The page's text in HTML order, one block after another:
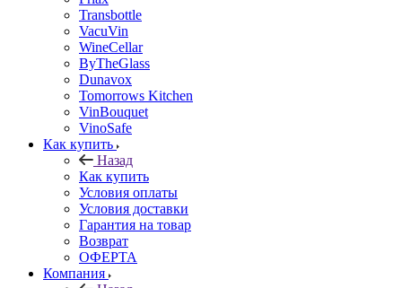
Transbottle
VacuVin
WineCellar
ByTheGlass
Dunavox
Tomorrows Kitchen
VinBouquet
VinoSafe
Как купить
Назад
Как купить
Условия оплаты
Условия доставки
Гарантия на товар
Возврат
ОФЕРТА
Компания